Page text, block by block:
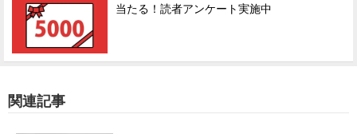
当たる！読者アンケート実施中
関連記事